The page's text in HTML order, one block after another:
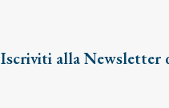
Iscriviti alla Newsletter